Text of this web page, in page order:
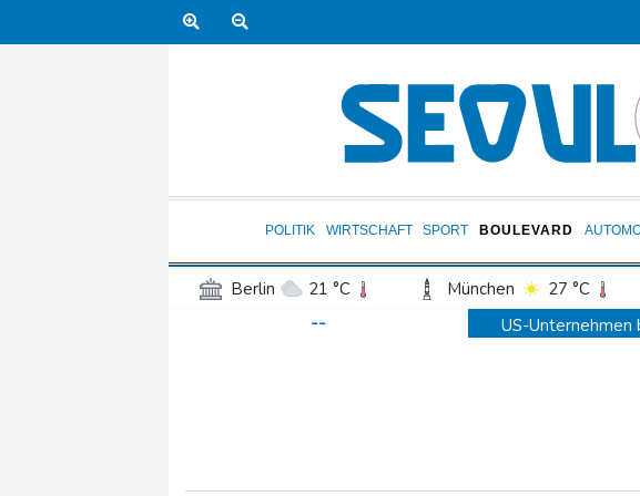
POLITIK WIRTSCHAFT SPORT BOULEVARD
Berlin 21 °C München 27 °C
Frankfurt am Main
Potsdam
--
US-Unternehmen
Polizei entdeckt
Xiaomi